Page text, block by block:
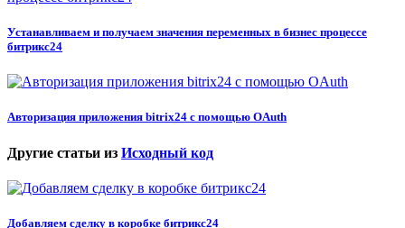
Устанавливаем и получаем значения переменных в бизнес процессе
битрикс24
Авторизация приложения bitrix24 с помощью OAuth
Другие статьи из Исходный код
Добавляем сделку в коробке битрикс24